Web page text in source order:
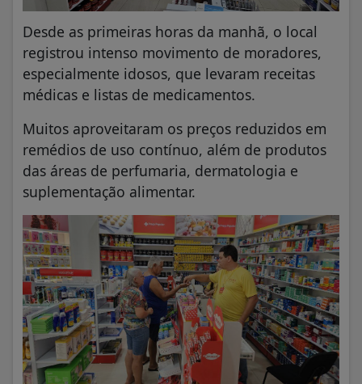
Desde as primeiras horas da manhã, o local
registrou intenso movimento de moradores,
especialmente idosos, que levaram receitas
médicas e listas de medicamentos.
Muitos aproveitaram os preços reduzidos em
remédios de uso contínuo, além de produtos
das áreas de perfumaria, dermatologia e
suplementação alimentar.